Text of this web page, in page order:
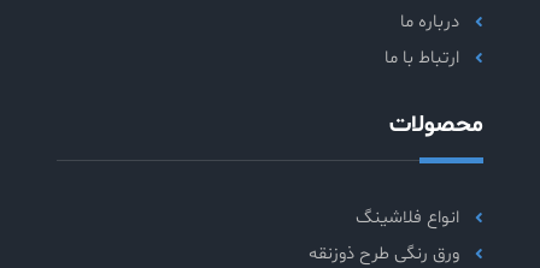
درباره ما
ارتباط با ما
محصولات
انواع فلاشینگ
ورق رنگی طرح ذوزنقه